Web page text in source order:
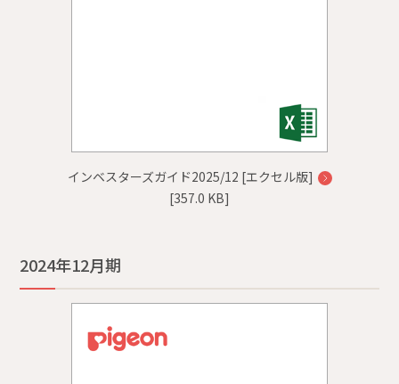
インベスターズガイド2025/12 [エクセル版]
[357.0 KB]
2024年12月期